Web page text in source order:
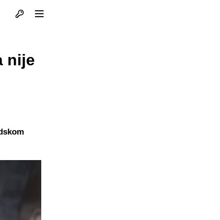
Otvori profil
nije